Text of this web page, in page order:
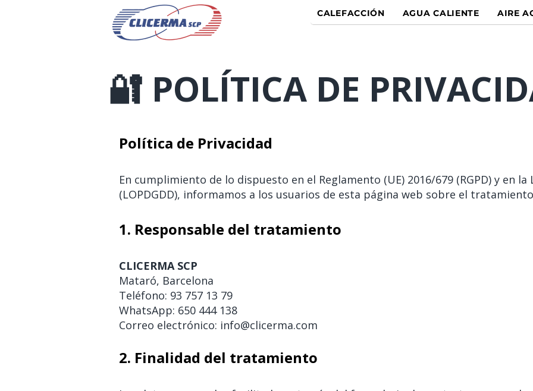
CALEFACCIÓN AGUA CALIENTE AIRE
🔐 POLÍTICA DE
Política de Privacidad
En cumplimiento de lo dispuesto en el Reglamento (UE) 2016/679 (RGPD) y en la
(LOPDGDD), informamos a los usuarios de esta página web sobre el
1. Responsable del tratamiento
CLICERMA SCP
Mataró, Barcelona
Teléfono: 93 757 13 79
WhatsApp: 650 444 138
Correo electrónico: info@clicerma.com
2. Finalidad del tratamiento